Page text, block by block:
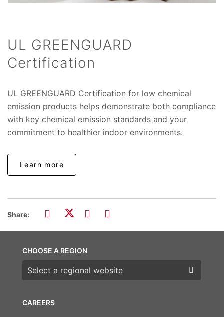
UL GREENGUARD
Certification
UL GREENGUARD Certification for low chemical
emission products helps demonstrate both compliance
with key chemical emission standards and your
commitment to healthier indoor environments.
Learn more
Share:
CAREERS
CHOOSE A REGION
Choose a region